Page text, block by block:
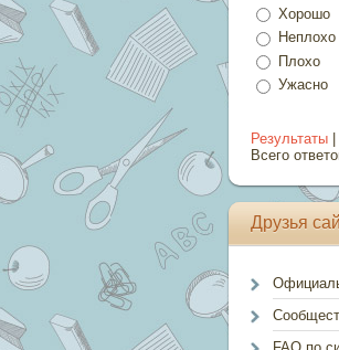
Хорошо
Неплохо
Плохо
Ужасно
Результаты
Всего
Друзья